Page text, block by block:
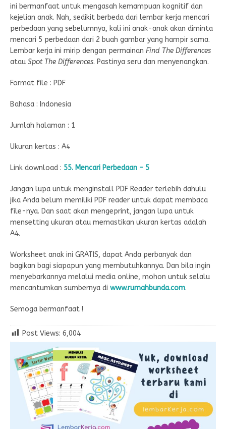
ini bermanfaat untuk mengasah kemampuan kognitif dan
kejelian anak. Nah, sedikit berbeda dari lembar kerja mencari
perbedaan yang sebelumnya, kali ini anak-anak akan diminta
mencari 5 perbedaan dari 2 buah gambar yang hampir sama.
Lembar kerja ini mirip dengan permainan Find The Differences
atau Spot The Differences. Pastinya seru dan menyenangkan.
Format file : PDF
Bahasa : Indonesia
Jumlah halaman : 1
Ukuran kertas : A4
Link download : 55. Mencari Perbedaan – 5
Jangan lupa untuk menginstall PDF Reader terlebih dahulu
jika Anda belum memiliki PDF reader untuk dapat membaca
file-nya. Dan saat akan mengeprint, jangan lupa untuk
mensetting ukuran atau memastikan ukuran kertas adalah
A4.
Worksheet anak ini GRATIS, dapat Anda perbanyak dan
bagikan bagi siapapun yang membutuhkannya. Dan bila ingin
menyebarkannya melalui media online, mohon untuk selalu
mencantumkan sumbernya di www.rumahbunda.com.
Semoga bermanfaat !
Post Views: 6,004